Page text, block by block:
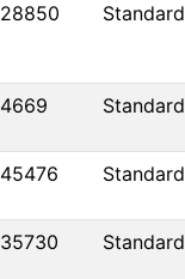
28850 Standard
4669 Standard
45476 Standard
35730 Standard